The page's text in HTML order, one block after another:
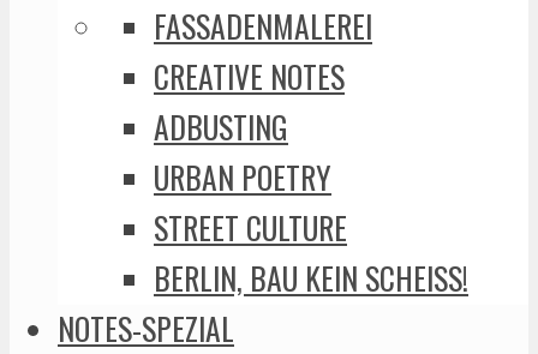
FASSADENMALEREI
CREATIVE NOTES
ADBUSTING
URBAN POETRY
STREET CULTURE
BERLIN, BAU KEIN SCHEISS!
NOTES-SPEZIAL